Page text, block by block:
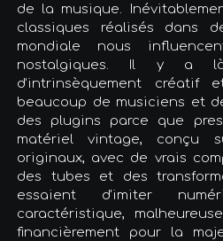
de la musique.
classiques réalisés dans
mondiale nous
nostalgiques. Il y a là
d’intrinsèquement créatif
beaucoup de musiciens et
des plugins parce que
matériel vintage, conçu
originaux, avec de vrais
des tubes et des
essaient d'imiter
caractéristique,
financièrement pour la